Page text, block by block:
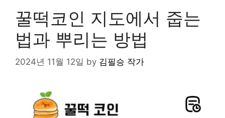
꿀떡코인 지도에서 줍는
법과 뿌리는 방법
2024년 11월 12일 by 김필승 작가